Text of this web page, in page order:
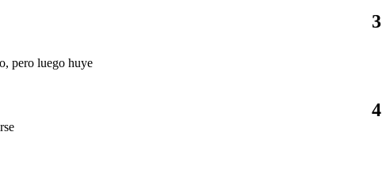
pero luego huye